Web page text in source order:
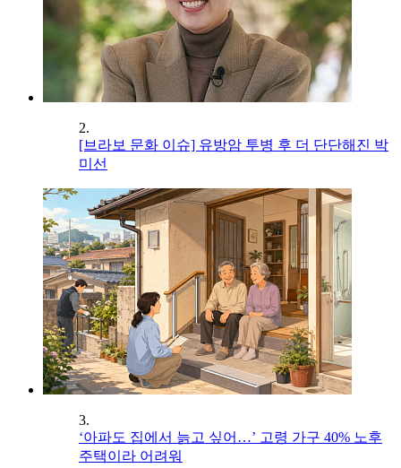
2.
[브라보 문화 이슈] 유방암 투병 후 더 단단해진 박
미선
3.
‘아파도 집에서 늙고 싶어…’ 고령 가구 40% 노후
주택이라 어려워